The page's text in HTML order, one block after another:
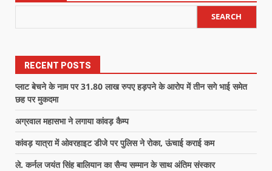
SEARCH
RECENT POSTS
प्लाट बेचने के नाम पर 31.80 लाख रुपए हड़पने के आरोप में तीन सगे भाई समेत
छह पर मुकदमा
अग्रवाल महासभा ने लगाया कांवड़ कैम्प
कांवड़ यात्रा में ओवरहाइट डीजे पर पुलिस ने रोका, ऊंचाई कराई कम
ले. कर्नल जयंत सिंह बालियान का सैन्य सम्मान के साथ अंतिम संस्कार